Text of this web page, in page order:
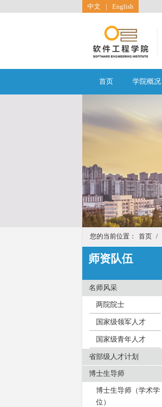
中文 | English
首页 学院概况
您的当前位置： 首页 /
师资队伍
名师风采
两院院士
国家级领军人才
国家级青年人才
省部级人才计划
博士生导师
博士生导师（学术学
位）